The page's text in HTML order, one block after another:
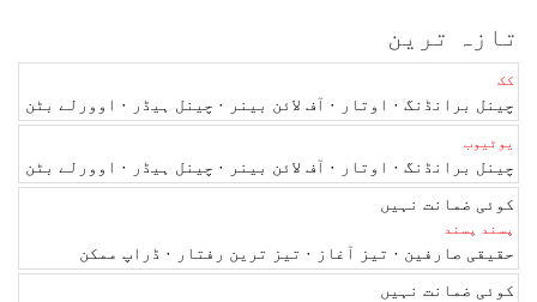
تازہ ترین
کک
چینل برانڈنگ · اوتار · آف لائن بینر · چینل ہیڈر · اوورلے بٹن
یوٹیوب
چینل برانڈنگ · اوتار · آف لائن بینر · چینل ہیڈر · اوورلے بٹن
کوئی ضمانت نہیں
پسند پسند
حقیقی صارفین · تیز آغاز · تیز ترین رفتار · ڈراپ ممکن
کوئی ضمانت نہیں